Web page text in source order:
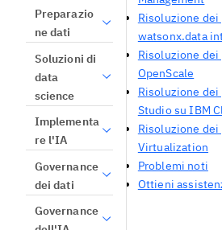
Preparazio
ne dati
Soluzioni di
data
science
Implementa
re l'IA
Governance
dei dati
Governance
Risoluzione
watsonx.data
Risoluzione
OpenScale
Risoluzione
Studio su IBM
Risoluzione dei
Virtualization
Problemi noti
Ottieni